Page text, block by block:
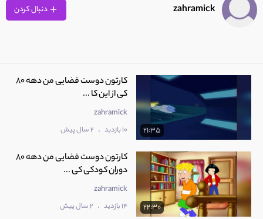
zahramick
21:35
کارتون دوست فضایی من دهه 80
کی از این کا ...
zahramick
10 بازدید . 2 سال پیش
22:30
کارتون دوست فضایی من دهه 80
دوران کودکی کی ...
zahramick
14 بازدید . 2 سال پیش